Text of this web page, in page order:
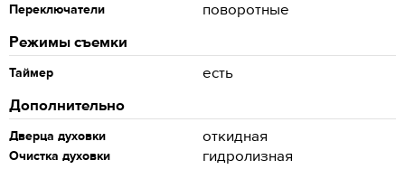
Переключатели
поворотные
Режимы съемки
Таймер
есть
Дополнительно
Дверца духовки откидная
Очистка духовки
гидролизная